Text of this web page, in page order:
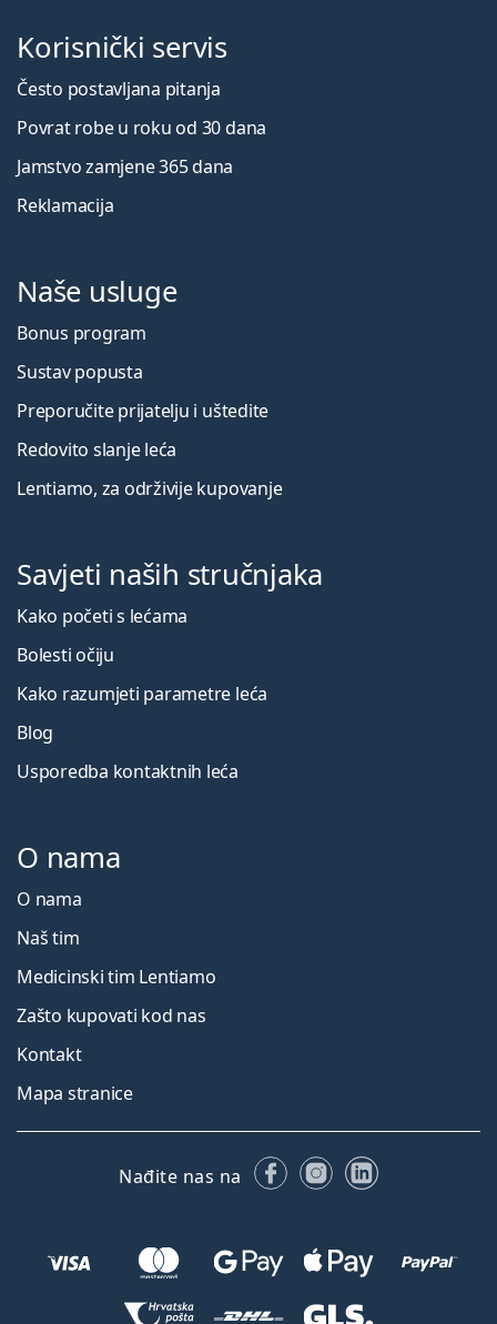
Korisnički servis
Često postavljana pitanja
Povrat robe u roku od 30 dana
Jamstvo zamjene 365 dana
Reklamacija
Naše usluge
Bonus program
Sustav popusta
Preporučite prijatelju i uštedite
Redovito slanje leća
Lentiamo, za održivije kupovanje
Savjeti naših stručnjaka
Kako početi s lećama
Bolesti očiju
Kako razumjeti parametre leća
Blog
Usporedba kontaktnih leća
O nama
O nama
Naš tim
Medicinski tim Lentiamo
Zašto kupovati kod nas
Kontakt
Mapa stranice
Nađite nas na FacebookuInstagramu
LinkedIn